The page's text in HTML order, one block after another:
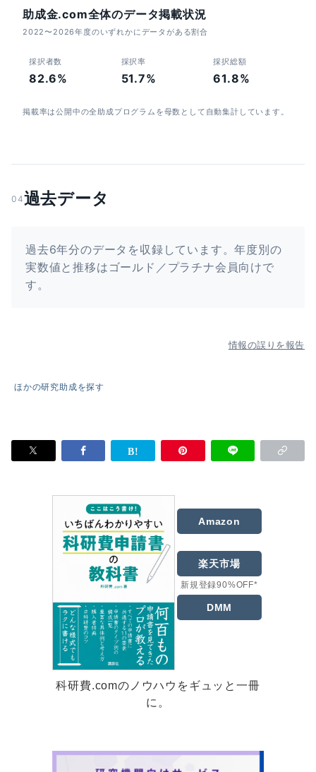
助成金.com全体のデータ掲載状況
2022〜2026年度のいずれかにデータがある割合
採択者数
82.6%
採択率
51.7%
採択総額
61.8%
掲載率は公開中の全助成プログラムを母数として自動集計しています。
04過去データ
過去6年分のデータを収録しています。年度別の
実数値と推移はゴールド／プラチナ会員向けで
す。
情報の誤りを報告
ほかの研究助成を探す
Amazon
楽天市場
新規登録90%OFF*
DMM
科研費.comのノウハウをギュッと一冊
に。